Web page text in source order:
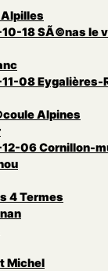
18 SÃ©nas le
08 Eygalières-
Alpines
12-06 Cornillon-
4 Termes
Michel